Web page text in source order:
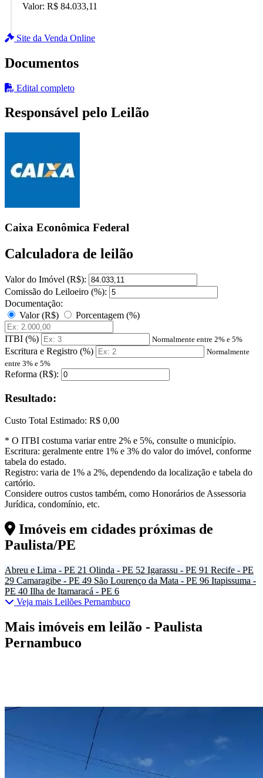
Valor: R$ 84.033,11
Site da Venda Online
Documentos
Edital completo
Responsável pelo Leilão
Caixa Econômica Federal
Calculadora de leilão
Valor do Imóvel (R$):
Comissão do Leiloeiro (%):
Documentação:
Valor (R$)
Porcentagem (%)
ITBI (%) Normalmente entre 2% e 5%
Escritura e Registro (%)
Normalmente
entre 3% e 5%
Reforma (R$):
Resultado:
Custo Total Estimado: R$ 0,00
* O ITBI costuma variar entre 2% e 5%, consulte o município.
Escritura: geralmente entre 1% e 3% do valor do imóvel, conforme
tabela do estado.
Registro: varia de 1% a 2%, dependendo da localização e tabela do
cartório.
Considere outros custos também, como Honorários de Assessoria
Jurídica, condomínio, etc.
Imóveis em cidades próximas de
Paulista/PE
Abreu e Lima - PE 21 Olinda - PE 52 Igarassu - PE 91 Recife - PE
29 Camaragibe - PE 49 São Lourenço da Mata - PE 96 Itapissuma -
PE 40 Ilha de Itamaracá - PE 6
Veja mais Leilões Pernambuco
Mais imóveis em leilão - Paulista
Pernambuco